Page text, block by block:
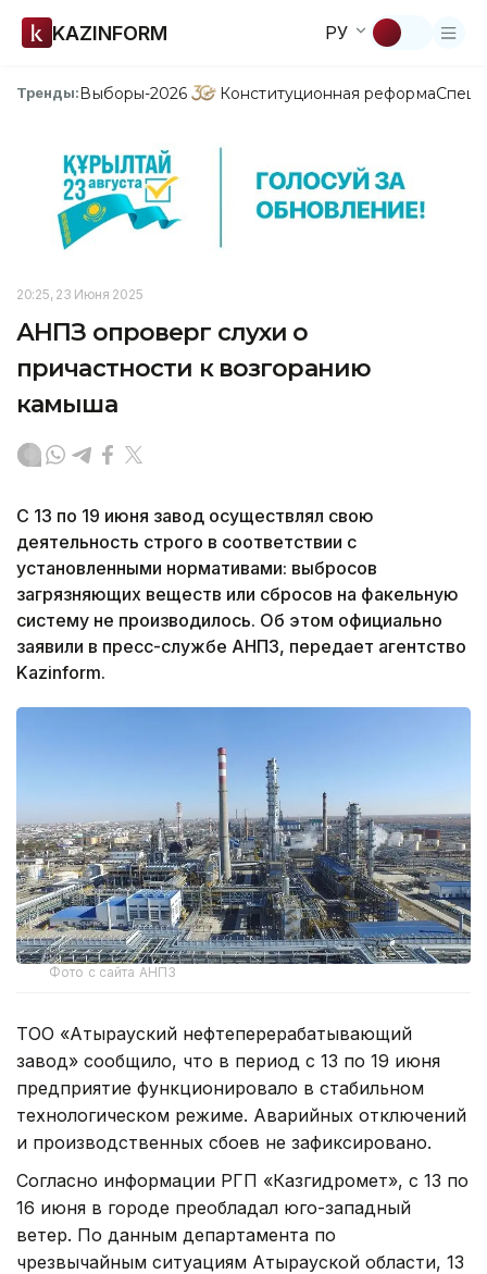
KAZINFORM РУ
Тренды:Выборы-2026 Конституционная реформа
20:25, 23 Июня 2025
АНПЗ опроверг слухи о
причастности к возгоранию
камыша
С 13 по 19 июня завод осуществлял свою
деятельность строго в соответствии с
установленными нормативами: выбросов
загрязняющих веществ или сбросов на факельную
систему не производилось. Об этом официально
заявили в пресс-службе АНПЗ, передает агентство
Kazinform.
Фото с сайта АНПЗ
ТОО «Атырауский нефтеперерабатывающий
завод» сообщило, что в период с 13 по 19 июня
предприятие функционировало в стабильном
технологическом режиме. Аварийных отключений
и производственных сбоев не зафиксировано.
Согласно информации РГП «Казгидромет», с 13 по
16 июня в городе преобладал юго-западный
ветер. По данным департамента по
чрезвычайным ситуациям Атырауской области, 13